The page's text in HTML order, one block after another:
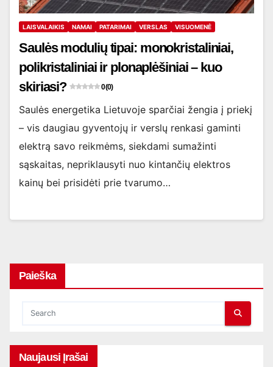
LAISVALAIKIS NAMAI PATARIMAI VERSLAS VISUOMENĖ
Saulės modulių tipai: monokristaliniai,
polikristaliniai ir plonaplėšiniai – kuo
skiriasi?
0 (0)
Saulės energetika Lietuvoje sparčiai žengia į priekį
– vis daugiau gyventojų ir verslų renkasi gaminti
elektrą savo reikmėms, siekdami sumažinti
sąskaitas, nepriklausyti nuo kintančių elektros
kainų bei prisidėti prie tvarumo…
Paieška
Naujausi Įrašai